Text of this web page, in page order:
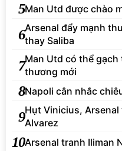
5Man Utd được chào
6Arsenal đẩy mạnh
thay Saliba
7Man Utd có thể gạch
thương mới
8Napoli cân nhắc
9Hụt Vinicius,
Alvarez
10Arsenal tranh Iliman